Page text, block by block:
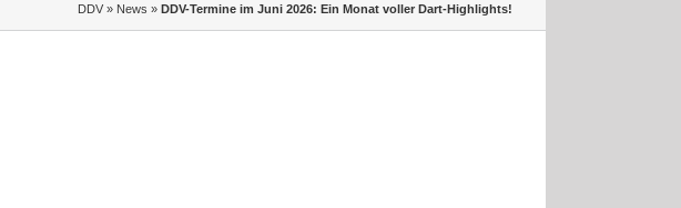
DDV » News » DDV-Termine im Juni 2026: Ein Monat voller Dart-Highlights!